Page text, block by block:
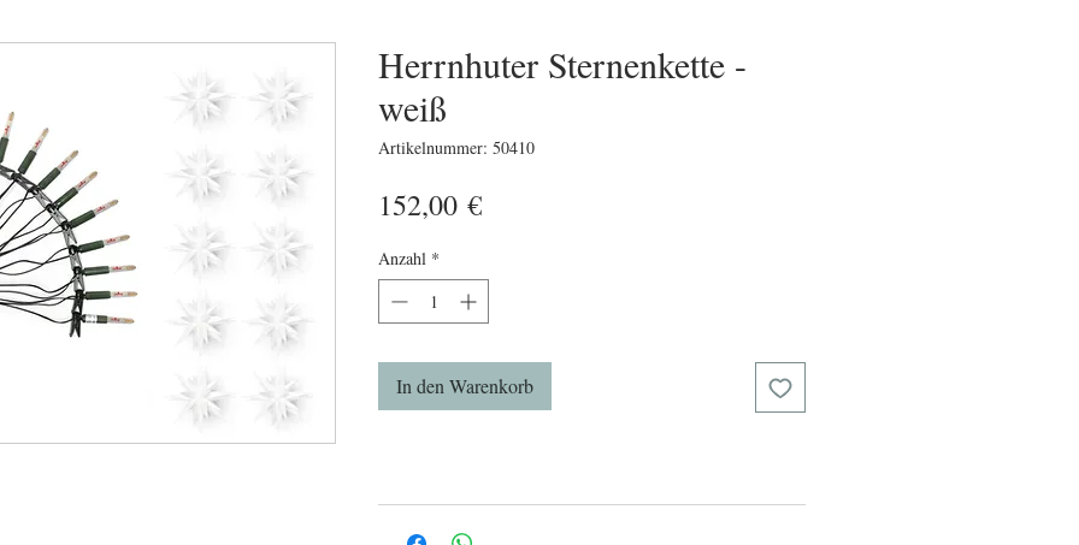
Herrnhuter Sternenkette -
weiß
Artikelnummer: 50410
152,00 €Preis
Anzahl *
In den Warenkorb